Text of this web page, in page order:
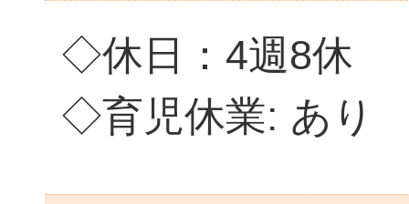
◇休日：4週8休
◇育児休業: あり